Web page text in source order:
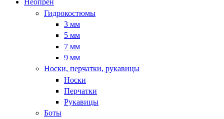
Неопрен
Гидрокостюмы
3 мм
5 мм
7 мм
9 мм
Носки, перчатки, рукавицы
Носки
Перчатки
Рукавицы
Боты